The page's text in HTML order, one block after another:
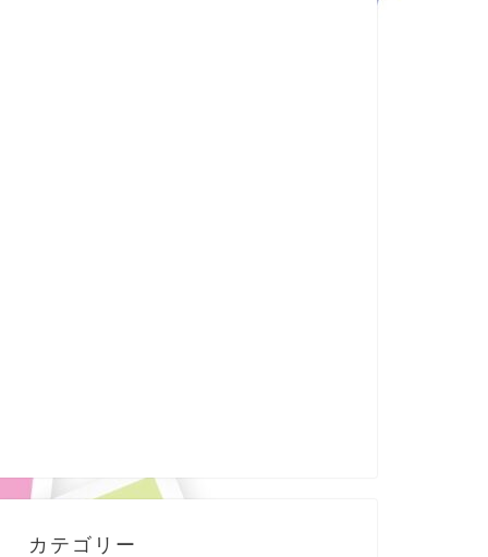
カテゴリー